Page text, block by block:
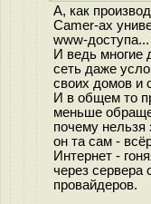
А, как
Camer-aх
www-доступа...
И ведь многие
сеть даже
своих домов и
И в общем то
меньше
почему нельзя
он та сам -
Интернет -
через сервера
провайдеров.